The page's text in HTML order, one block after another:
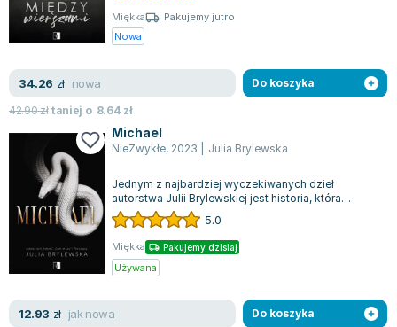
Miękka
Pakujemy jutro
Nowa
34.26 zł nowa
42.90złtaniej o 8.64 zł
Do koszyka
Michael
NieZwykłe, 2023 Julia Brylewska
Jednym z najbardziej wyczekiwanych dzieł
autorstwa Julii Brylewskiej jest historia, która
odsłania mroczne zakamarki ludzkiej dusz...
5.0
Miękka Pakujemy dzisiaj
Używana
12.93 zł jak nowa Do koszyka